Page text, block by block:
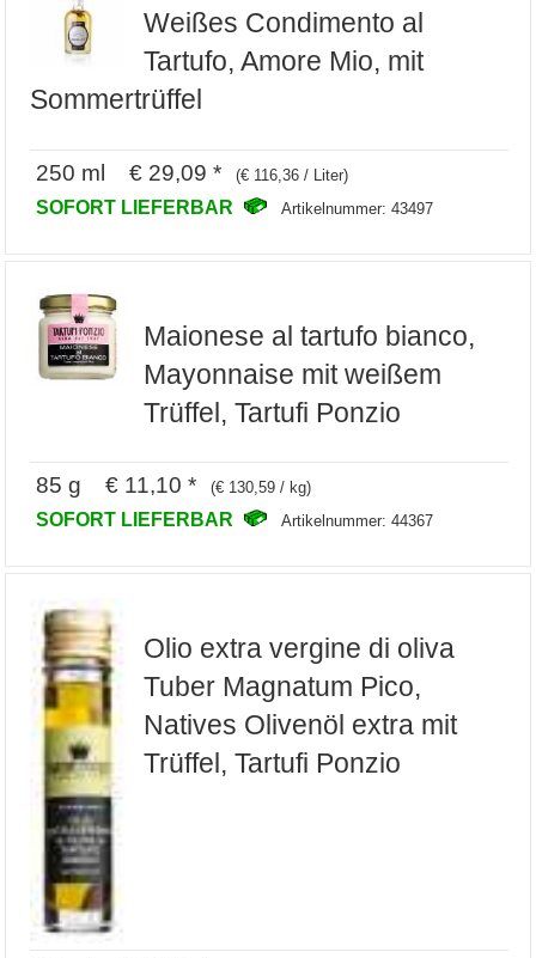
Weißes Condimento al
Tartufo, Amore Mio, mit
Sommertrüffel
250 ml € 29,09 * (€ 116,36 / Liter)
SOFORT LIEFERBAR Artikelnummer: 43497
Maionese al tartufo bianco,
Mayonnaise mit weißem
Trüffel, Tartufi Ponzio
85 g € 11,10 * (€ 130,59 / kg)
SOFORT LIEFERBAR Artikelnummer: 44367
Olio extra vergine di oliva
Tuber Magnatum Pico,
Natives Olivenöl extra mit
Trüffel, Tartufi Ponzio